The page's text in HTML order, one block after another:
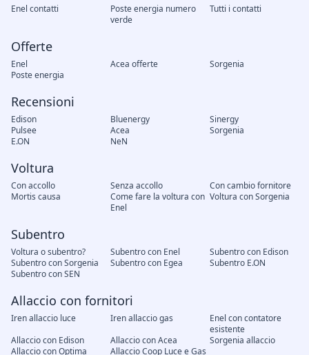
Enel contatti
Poste energia numero
verde
Tutti i contatti
Offerte
Enel Acea offerte
Sorgenia
Poste energia
Recensioni
Edison Bluenergy
Sinergy
Pulsee
Acea
Sorgenia
E.ON
NeN
Voltura
Con accollo Senza accollo
Con cambio fornitore
Mortis causa
Come fare la voltura con
Enel
Voltura con Sorgenia
Subentro
Voltura o subentro? Subentro con Enel
Subentro con Edison
Subentro con Sorgenia
Subentro con Egea
Subentro E.ON
Subentro con SEN
Allaccio con fornitori
Iren allaccio luce Iren allaccio gas
Enel con contatore
esistente
Allaccio con Edison
Allaccio con Acea
Sorgenia allaccio
Allaccio con Optima
Allaccio Coop Luce e Gas